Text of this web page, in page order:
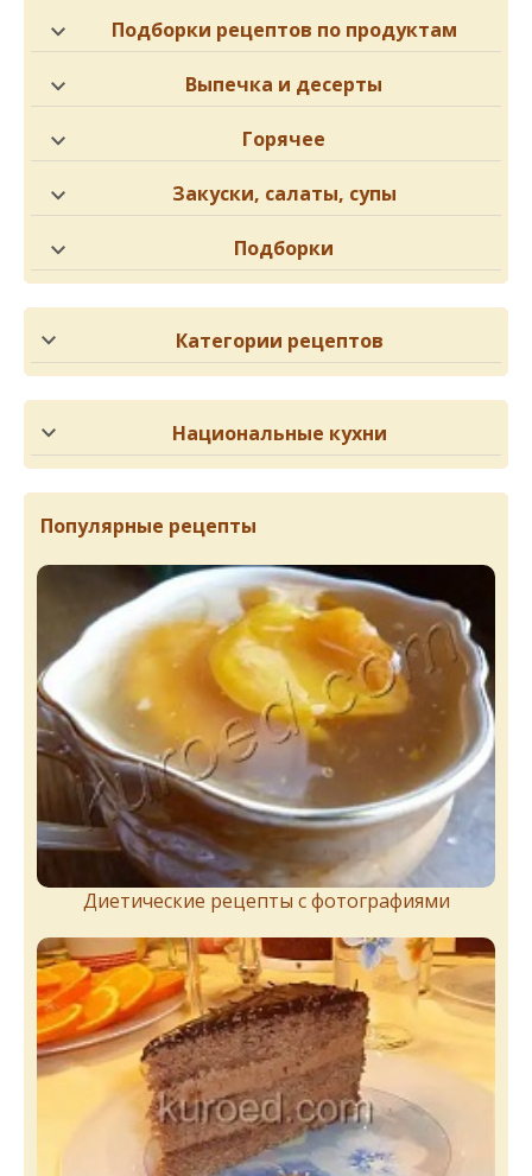
Подборки рецептов по продуктам
Выпечка и десерты
Горячее
Закуски, салаты, супы
Подборки
Категории рецептов
Национальные кухни
Популярные рецепты
Диетические рецепты с фотографиями